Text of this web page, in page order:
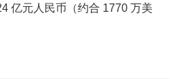
亿元人民币（约合 1770 万美